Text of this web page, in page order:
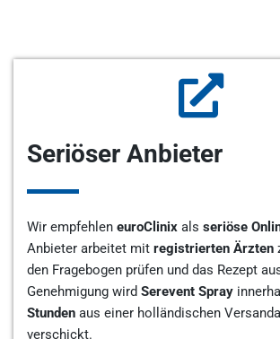
Seriöser Anbieter
Wir empfehlen euroClinix als seriöse
Anbieter arbeitet mit registrierten Ärzten
den Fragebogen prüfen und das Rezept
Genehmigung wird Serevent Spray
Stunden aus einer holländischen
verschickt.